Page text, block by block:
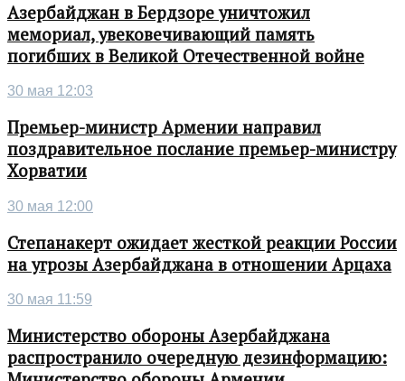
Азербайджан в Бердзоре уничтожил
мемориал, увековечивающий память
погибших в Великой Отечественной войне
30 мая 12:03
Премьер-министр Армении направил
поздравительное послание премьер-министру
Хорватии
30 мая 12:00
Степанакерт ожидает жесткой реакции России
на угрозы Азербайджана в отношении Арцаха
30 мая 11:59
Министерство обороны Азербайджана
распространило очередную дезинформацию: